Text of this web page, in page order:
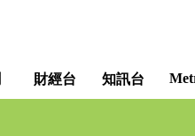
財經台 知訊台